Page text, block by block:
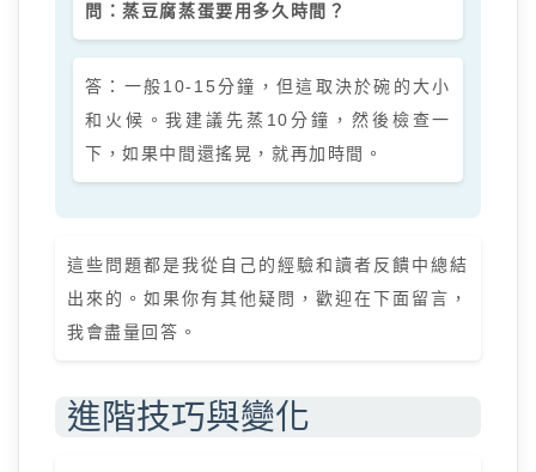
問：蒸豆腐蒸蛋要用多久時間？
答：一般10-15分鐘，但這取決於碗的大小
和火候。我建議先蒸10分鐘，然後檢查一
下，如果中間還搖晃，就再加時間。
這些問題都是我從自己的經驗和讀者反饋中總結
出來的。如果你有其他疑問，歡迎在下面留言，
我會盡量回答。
進階技巧與變化